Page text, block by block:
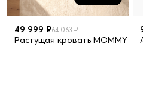
49 999 ₽64 063 ₽
Растущая кровать MOMMY